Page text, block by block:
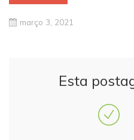
março 3, 2021
Esta